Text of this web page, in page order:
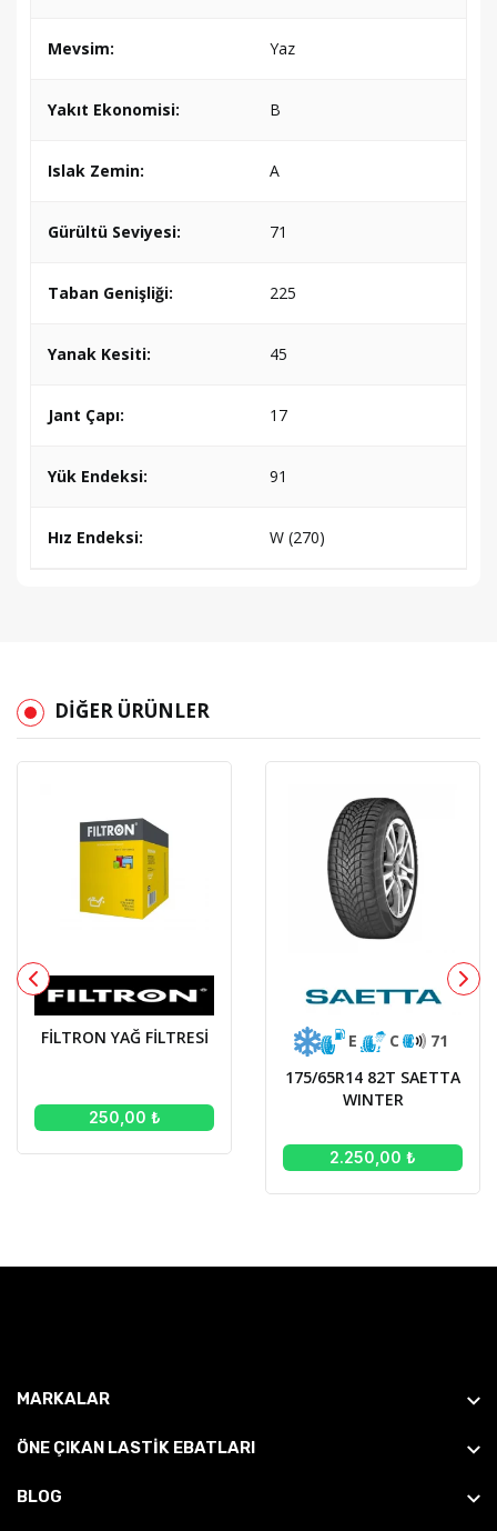
Mevsim: Yaz
Yakıt Ekonomisi: B
Islak Zemin: A
Gürültü Seviyesi: 71
Taban Genişliği: 225
Yanak Kesiti: 45
Jant Çapı: 17
Yük Endeksi: 91
Hız Endeksi: W (270)
DİĞER ÜRÜNLER
FİLTRON YAĞ FİLTRESİ
250,00 ₺
E C
71
175/65R14 82T SAETTA
WINTER
2.250,00 ₺
MARKALAR
ÖNE ÇIKAN LASTIK EBATLARI
BLOG